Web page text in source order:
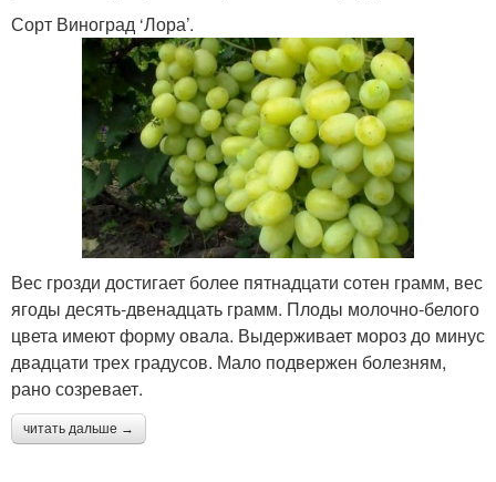
Сорт Виноград ‘Лора’.
Вес грозди достигает более пятнадцати сотен грамм, вес
ягоды десять-двенадцать грамм. Плоды молочно-белого
цвета имеют форму овала. Выдерживает мороз до минус
двадцати трех градусов. Мало подвержен болезням,
рано созревает.
читать дальше →